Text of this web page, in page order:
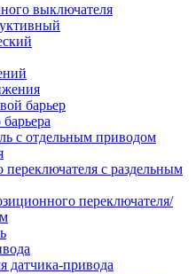
выключателя
барьер
с отдельным приводом
с раздельным
переключателя/
датчика-привода